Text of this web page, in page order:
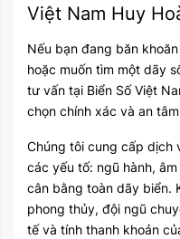
Việt Nam Huy
Nếu bạn đang băn
hoặc muốn tìm một dãy
tư vấn tại Biển Số Việt
chọn chính xác và an
Chúng tôi cung cấp dịch
các yếu tố: ngũ hành,
cân bằng toàn dãy biển.
phong thủy, đội ngũ
tế và tính thanh khoản